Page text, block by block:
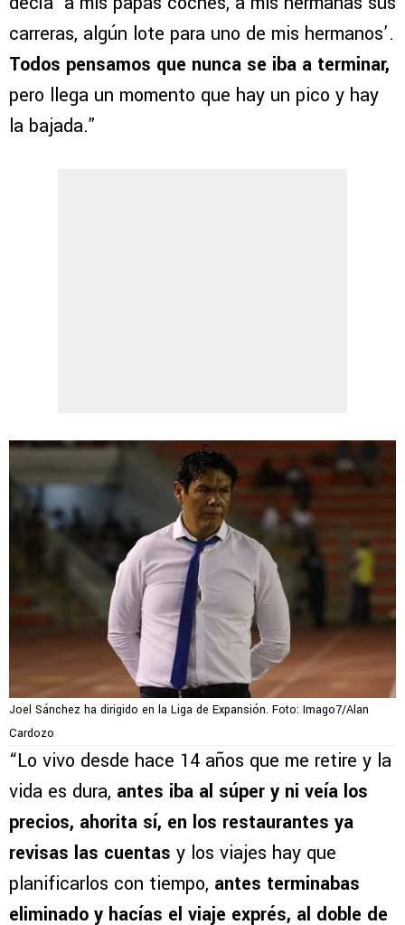
carreras, algún lote para uno de mis hermanos’.
Todos pensamos que nunca se iba a terminar,
pero llega un momento que hay un pico y hay
la bajada.”
Joel Sánchez ha dirigido en la Liga de Expansión. Foto: Imago7/Alan
Cardozo
“Lo vivo desde hace 14 años que me retire y la
vida es dura, antes iba al súper y ni veía los
precios, ahorita sí, en los restaurantes ya
revisas las cuentas y los viajes hay que
planificarlos con tiempo, antes terminabas
eliminado y hacías el viaje exprés, al doble de